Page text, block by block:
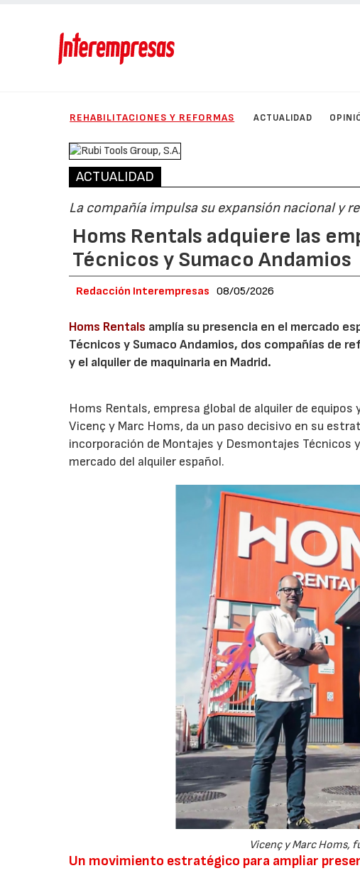
REHABILITACIONES Y REFORMAS ACTUALIDAD
ACTUALIDAD
La compañía impulsa su expansión nacional y
Homs Rentals adquiere las
Técnicos y Sumaco Andamios
Redacción Interempresas 08/05/2026
Homs Rentals amplía su presencia en el mercado
Técnicos y Sumaco Andamios, dos compañías de
y el alquiler de maquinaria en Madrid.
Homs Rentals, empresa global de alquiler de
Vicenç y Marc Homs, da un paso decisivo en su
incorporación de Montajes y Desmontajes Técnicos
mercado del alquiler español.
Vicenç y Marc Homs,
Un movimiento estratégico para ampliar